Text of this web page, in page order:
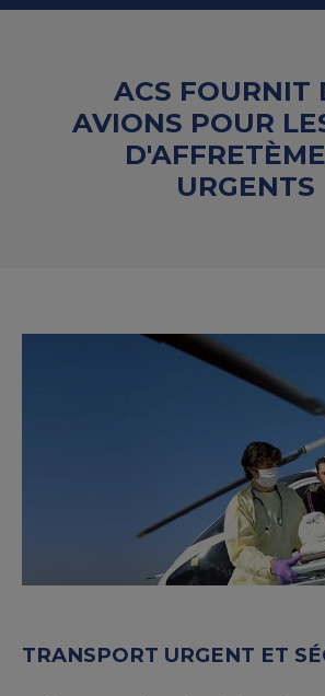
ACS FOURNIT
AVIONS POUR
URGENTS
TRANSPORT URGENT ET